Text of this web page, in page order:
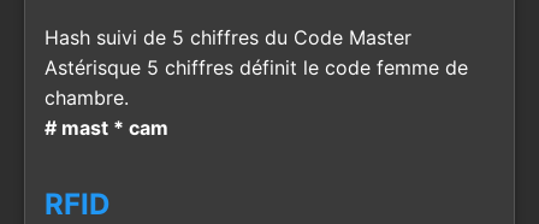
Hash suivi de 5 chiffres du Code Master
Astérisque 5 chiffres définit le code femme de
chambre.
# mast * cam
RFID